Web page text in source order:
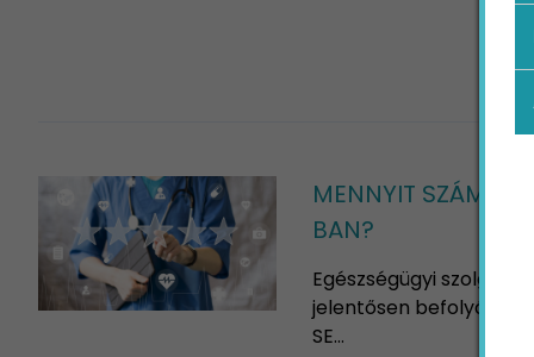
MENNYIT
BAN?
Egészségügyi
jelentősen
SE...